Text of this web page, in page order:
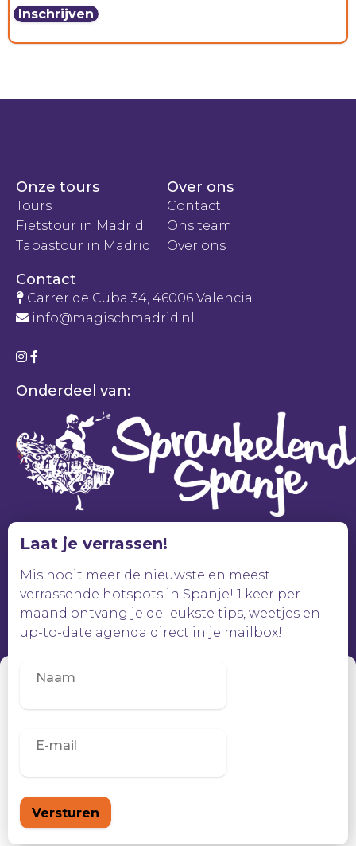
Om de beste ervaringen te bieden, gebruiken wij technologieën zoals
Door in te stemmen met deze technologieën kunnen wij gegevens
zoals surfgedrag of unieke ID's op deze site verwerken. Als je geen
invloed hebben op bepaalde functies en mogelijkheden.
Onze tours
Tours
Fietstour in Madrid
Tapastour in Madrid
Over ons
Contact
Ons team
Over ons
Contact
Carrer de Cuba 34, 46006 Valencia
info@magischmadrid.nl
Onderdeel van:
Laat je verrassen!
Mis nooit meer de nieuwste en meest
verrassende hotspots in Spanje! 1 keer per
maand ontvang je de leukste tips, weetjes en
up-to-date agenda direct in je mailbox!